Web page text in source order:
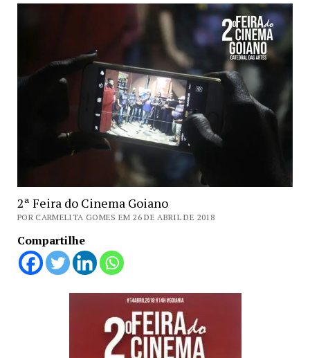
2ª Feira do Cinema Goiano
POR CARMELITA GOMES EM 26 DE ABRIL DE 2018
Compartilhe